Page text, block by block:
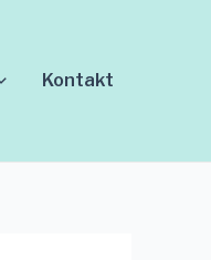
Kontakt